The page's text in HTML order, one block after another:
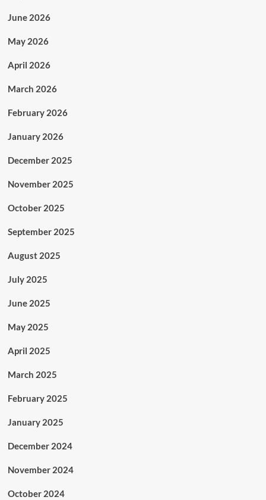
June 2026
May 2026
April 2026
March 2026
February 2026
January 2026
December 2025
November 2025
October 2025
September 2025
August 2025
July 2025
June 2025
May 2025
April 2025
March 2025
February 2025
January 2025
December 2024
November 2024
October 2024